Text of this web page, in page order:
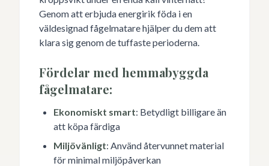
Genom att erbjuda energirik föda i en
väldesignad fågelmatare hjälper du dem att
klara sig genom de tuffaste perioderna.
Fördelar med hemmabyggda
fågelmatare:
Ekonomiskt smart: Betydligt billigare än
att köpa färdiga
Miljövänligt: Använd återvunnet material
för minimal miljöpåverkan